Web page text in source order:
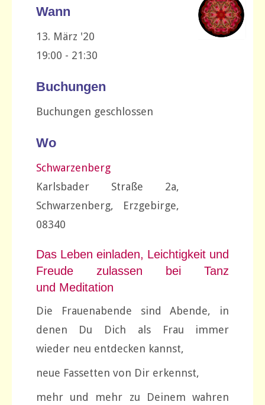
Wann
13. März '20
19:00 - 21:30
Buchungen
Buchungen geschlossen
Wo
Schwarzenberg
Karlsbader Straße 2a,
Schwarzenberg, Erzgebirge,
08340
Das Leben einladen, Leichtigkeit und
Freude zulassen bei Tanz
und Meditation
Die Frauenabende sind Abende, in
denen Du Dich als Frau immer
wieder neu entdecken kannst,
neue Fassetten von Dir erkennst,
mehr und mehr zu Deinem wahren